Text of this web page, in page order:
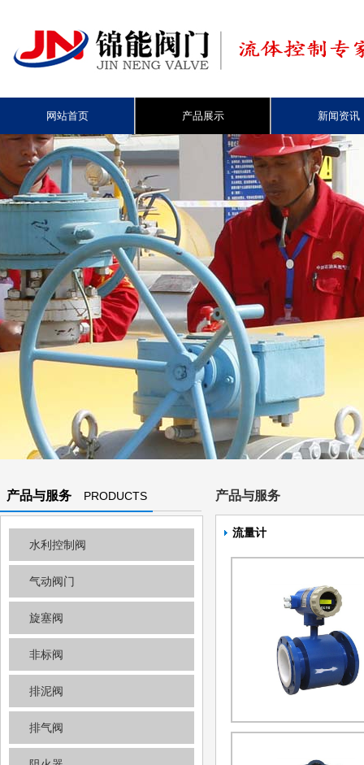
网站首页 产品展示 新闻资讯
产品与服务
PRODUCTS
AND
水利控制阀
气动阀门
旋塞阀
非标阀
排泥阀
排气阀
产品与服务
流量计